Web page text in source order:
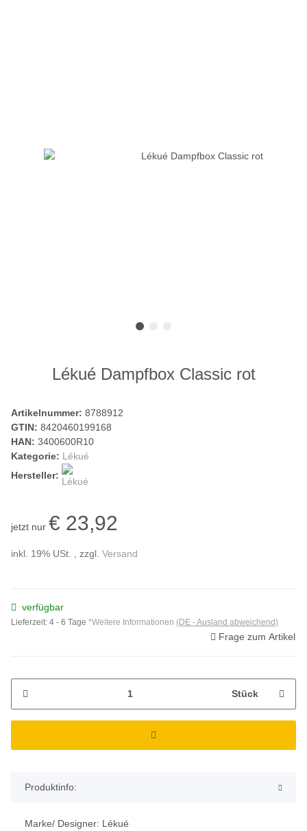
Lékué Dampfbox Classic rot
Artikelnummer: 8788912
GTIN: 8420460199168
HAN: 3400600R10
Kategorie: Lékué
Hersteller:
jetzt nur € 23,92
inkl. 19% USt. , zzgl. Versand
verfügbar
Lieferzeit: 4 - 6 Tage *Weitere Informationen (DE - Ausland abweichend)
Frage zum Artikel
Stück
Produktinfo:
Marke/ Designer: Lékué